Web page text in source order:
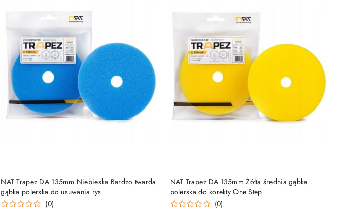
NAT Trapez DA 135mm Niebieska Bardzo twarda
gąbka polerska do usuwania rys
(0)
DO KOSZYKA
NAT Trapez DA 135mm Żółta średnia gąbka
polerska do korekty One Step
(0)
DO KOSZYKA